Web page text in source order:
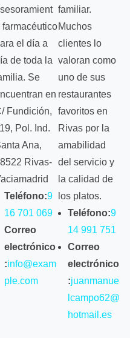
farmacéutico
el día a
de toda la
Se
en
Fundición,
Pol. Ind.
Ana,
Rivas-
Teléfono:9
16 701 069
Correo
electrónico
:info@exam
ple.com
familiar.
Muchos
clientes lo
valoran como
uno de sus
restaurantes
favoritos en
Rivas por la
amabilidad
del servicio y
la calidad de
los platos.
Teléfono:9
14 991 751
Correo
electrónico
:juanmanue
lcampo62@
hotmail.es